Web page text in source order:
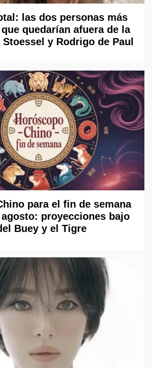
las dos personas más
quedarían afuera de la
y Rodrigo de Paul
para el fin de semana
proyecciones bajo
Buey y el Tigre